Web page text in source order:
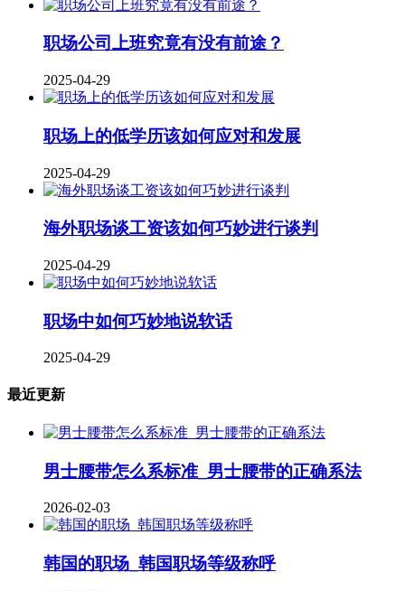
职场公司上班究竟有没有前途？
2025-04-29
职场上的低学历该如何应对和发展
2025-04-29
海外职场谈工资该如何巧妙进行谈判
2025-04-29
职场中如何巧妙地说软话
2025-04-29
最近更新
男士腰带怎么系标准_男士腰带的正确系法
2026-02-03
韩国的职场_韩国职场等级称呼